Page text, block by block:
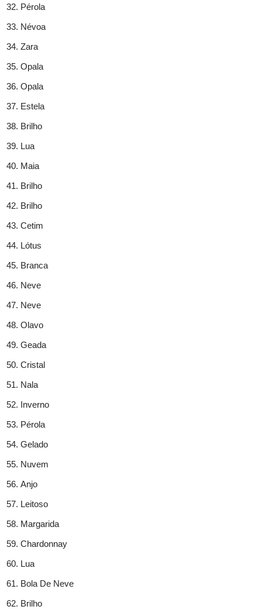
Pérola
Névoa
Zara
Opala
Opala
Estela
Brilho
Lua
Maia
Brilho
Brilho
Cetim
Lótus
Branca
Neve
Neve
Olavo
Geada
Cristal
Nala
Inverno
Pérola
Gelado
Nuvem
Anjo
Leitoso
Margarida
Chardonnay
Lua
Bola De Neve
Brilho